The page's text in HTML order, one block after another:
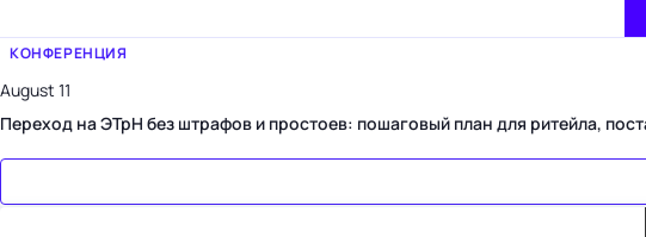
КОНФЕРЕНЦИЯ
August 11